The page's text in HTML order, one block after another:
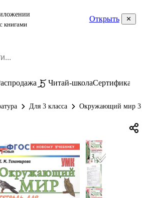
книгами
Открыть
Читай-школаСертификаты
Для 3 класса Окружающий мир 3